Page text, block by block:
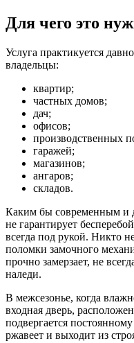
Для чего это
Услуга практикуется
владельцы:
квартир;
частных домов;
дач;
офисов;
производственных
гаражей;
магазинов;
ангаров;
складов.
Каким бы современным и
не гарантирует
всегда под рукой. Никто
поломки замочного
прочно замерзает, не
наледи.
В межсезонье, когда
входная дверь,
подвергается
ржавеет и выходит из